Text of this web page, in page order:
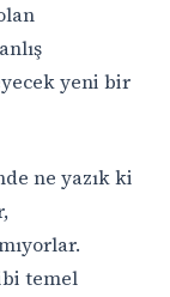
yeni bir
ne yazık ki
temel